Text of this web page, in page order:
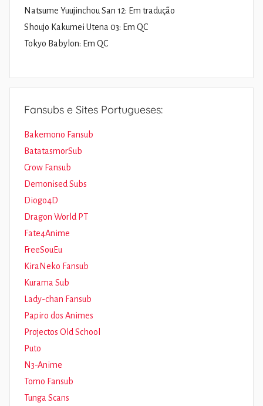
Natsume Yuujinchou San 12: Em tradução
Shoujo Kakumei Utena 03: Em QC
Tokyo Babylon: Em QC
Fansubs e Sites Portugueses:
Bakemono Fansub
BatatasmorSub
Crow Fansub
Demonised Subs
Diogo4D
Dragon World PT
Fate4Anime
FreeSouEu
KiraNeko Fansub
Kurama Sub
Lady-chan Fansub
Papiro dos Animes
Projectos Old School
Puto
N3-Anime
Tomo Fansub
Tunga Scans